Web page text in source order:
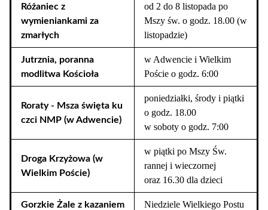
Różaniec z
wymieniankami za
zmarłych
od 2 do 8 listopada po
Mszy św. o godz. 18.00 (w
listopadzie)
Jutrznia, poranna
modlitwa Kościoła
w Adwencie i Wielkim
Poście o godz. 6:00
Roraty - Msza święta ku
czci NMP (w Adwencie)
poniedziałki, środy i piątki
o godz. 18.00
w soboty o godz. 7:00
Droga Krzyżowa (w
Wielkim Poście)
w piątki po Mszy Św.
rannej i wieczornej
oraz 16.30 dla dzieci
Gorzkie Żale z kazaniem
Niedziele Wielkiego Postu